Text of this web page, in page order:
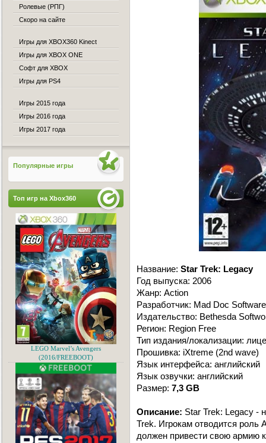
Название: Star Trek: Legacy
Год выпуска: 2006
Жанр: Action
Разработчик: Mad Doc Software
Издательство: Bethesda
Регион: Region Free
Тип издания/локализации:
Прошивка: iXtreme (2nd wave)
Язык интерфейса: английский
Язык озвучки: английский
Размер: 7,3 GB
Описание: Star Trek: Legacy -
Trek. Игрокам отводится роль
должен привести свою армию
Ролевые (РПГ)
Скоро на сайте
Игры для XBOX360 Kinect
Игры для XBOX ONE
Софт для XBOX
Игры для PS4
Игры 2015 года
Игры 2016 года
Игры 2017 года
Популярные игры
Топ игр на Xbox360
LEGO Marvel’s Avengers
(2016/FREEBOOT)